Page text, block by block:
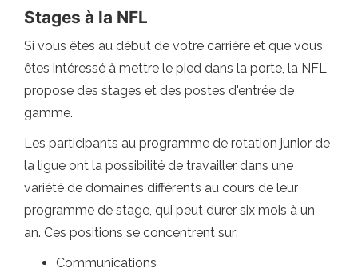
Stages à la NFL
Si vous êtes au début de votre carrière et que vous
êtes intéressé à mettre le pied dans la porte, la NFL
propose des stages et des postes d'entrée de
gamme.
Les participants au programme de rotation junior de
la ligue ont la possibilité de travailler dans une
variété de domaines différents au cours de leur
programme de stage, qui peut durer six mois à un
an. Ces positions se concentrent sur:
Communications